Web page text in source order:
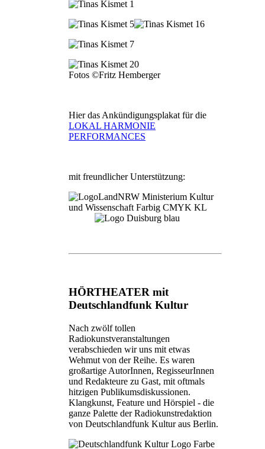
Fotos ©Fritz Hemberger
Hier das Ankündigungsplakat für die
LOKAL HARMONIE
PERFORMANCES
mit freundlicher Unterstützung:
HÖRTHEATER mit
Deutschlandfunk Kultur
Nach zwölf tollen
Radiokunstveranstaltungen
verabschieden wir uns mit etwas
Wehmut von der Reihe. Es waren
großartige AutorInnen, RegisseurInnen
und Redakteure zu Gast, mit oftmals
hitzigen Publikumsdiskussionen.
Klangkunst, Feature und Hörspiel - die
ganze Palette der Radiokunstredaktion
von Deutschlandfunk Kultur aus Berlin.